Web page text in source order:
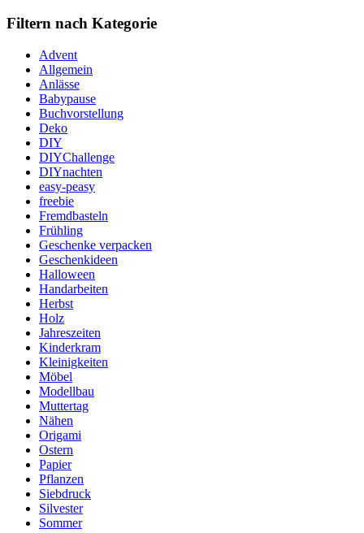
Filtern nach Kategorie
Advent
Allgemein
Anlässe
Babypause
Buchvorstellung
Deko
DIY
DIYChallenge
DIYnachten
easy-peasy
freebie
Fremdbasteln
Frühling
Geschenke verpacken
Geschenkideen
Halloween
Handarbeiten
Herbst
Holz
Jahreszeiten
Kinderkram
Kleinigkeiten
Möbel
Modellbau
Muttertag
Nähen
Origami
Ostern
Papier
Pflanzen
Siebdruck
Silvester
Sommer